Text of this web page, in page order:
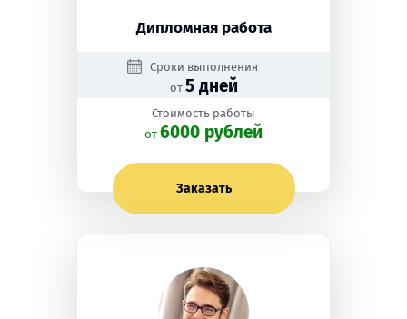
Дипломная работа
Сроки выполнения
от 5 дней
Стоимость работы
oт 6000 рублей
Заказать